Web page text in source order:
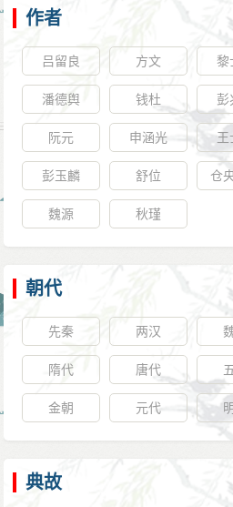
遗书自称“大元制世，民物一
死。某所以不死者，以九十三岁
年二月，考终于正寝，某自今无
之负骸骨归信州，葬故乡弋阳玉
“文节”。
谢枋得用死来表示抗拒，从出
始绝食。后来，为了能活着到大
谢太后和恭宗后，才每天吃少量
到大都后，尚书留梦炎下令
养。谢枋得住的那间屋子中，墙
碑。谢枋得看碑后，痛哭地说：
父尽孝，我怎能不为国殉难呢？
后，谢枋得终于以死殉国，那年
作者
吕留良 方文 黎
潘德舆 钱杜 彭
阮元 申涵光 王
彭玉麟 舒位 仓
魏源 秋瑾
朝代
先秦 两汉
隋代 唐代
金朝 元代
典故